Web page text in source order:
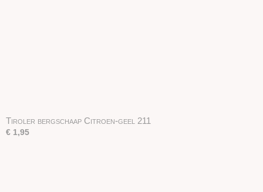
Tiroler bergschaap Citroen-geel 211
€ 1,95